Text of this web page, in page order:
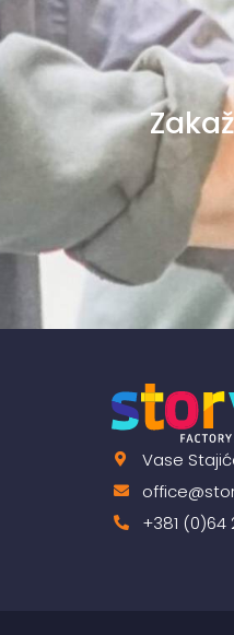
Vase
+381 (0)64